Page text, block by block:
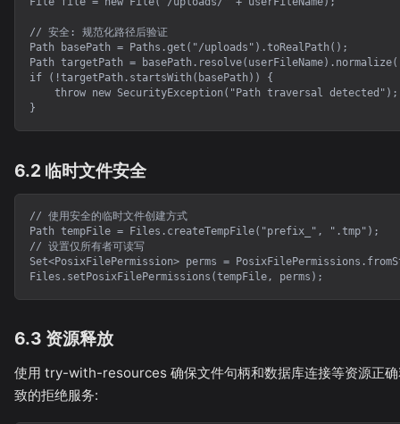
// 安全: 规范化路径后验证
Path basePath = Paths.get("/uploads").toRealPath();
Path targetPath =
if (!targetPath.startsWith(basePath)) {
    throw new SecurityException("Path traversal detected");
}
6.2 临时文件安全
// 使用安全的临时文件创建方式
Path tempFile = Files.createTempFile("prefix_", ".tmp");
// 设置仅所有者可读写
Set<PosixFilePermission> perms =
Files.setPosixFilePermissions(tempFile, perms);
6.3 资源释放
使用 try-with-resources 确保文件句柄和数据库连接等资源正确
致的拒绝服务: